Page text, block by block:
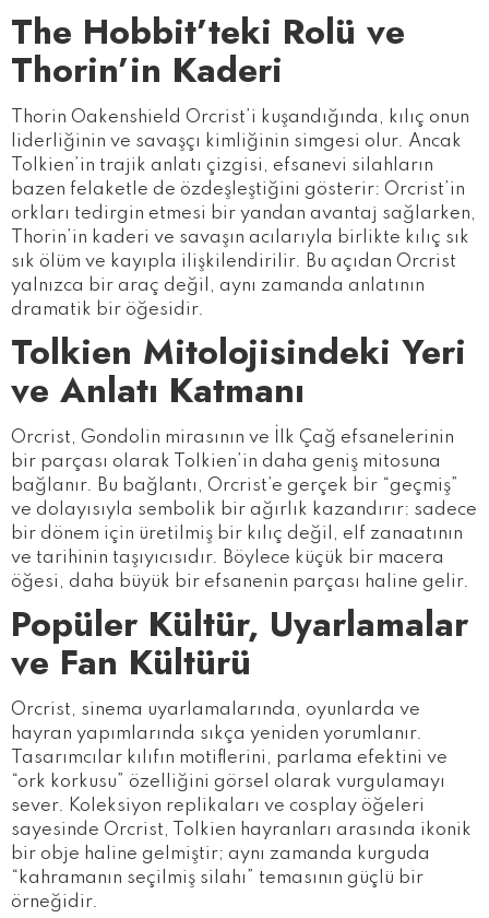
The Hobbit’teki Rolü ve
Thorin’in Kaderi
Thorin Oakenshield Orcrist’i kuşandığında, kılıç onun
liderliğinin ve savaşçı kimliğinin simgesi olur. Ancak
Tolkien’in trajik anlatı çizgisi, efsanevi silahların
bazen felaketle de özdeşleştiğini gösterir: Orcrist’in
orkları tedirgin etmesi bir yandan avantaj sağlarken,
Thorin’in kaderi ve savaşın acılarıyla birlikte kılıç sık
sık ölüm ve kayıpla ilişkilendirilir. Bu açıdan Orcrist
yalnızca bir araç değil, aynı zamanda anlatının
dramatik bir öğesidir.
Tolkien Mitolojisindeki Yeri
ve Anlatı Katmanı
Orcrist, Gondolin mirasının ve İlk Çağ efsanelerinin
bir parçası olarak Tolkien’in daha geniş mitosuna
bağlanır. Bu bağlantı, Orcrist’e gerçek bir “geçmiş”
ve dolayısıyla sembolik bir ağırlık kazandırır: sadece
bir dönem için üretilmiş bir kılıç değil, elf zanaatının
ve tarihinin taşıyıcısıdır. Böylece küçük bir macera
öğesi, daha büyük bir efsanenin parçası haline gelir.
Popüler Kültür, Uyarlamalar
ve Fan Kültürü
Orcrist, sinema uyarlamalarında, oyunlarda ve
hayran yapımlarında sıkça yeniden yorumlanır.
Tasarımcılar kılıfın motiflerini, parlama efektini ve
“ork korkusu” özelliğini görsel olarak vurgulamayı
sever. Koleksiyon replikaları ve cosplay öğeleri
sayesinde Orcrist, Tolkien hayranları arasında ikonik
bir obje haline gelmiştir; aynı zamanda kurguda
“kahramanın seçilmiş silahı” temasının güçlü bir
örneğidir.